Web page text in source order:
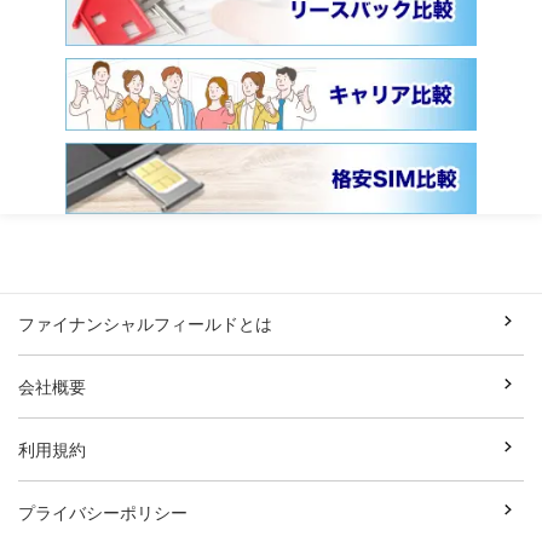
ファイナンシャルフィールドとは
会社概要
利用規約
プライバシーポリシー